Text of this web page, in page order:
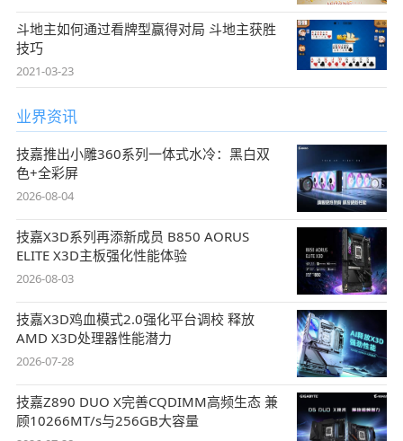
斗地主如何通过看牌型赢得对局 斗地主获胜
技巧
2021-03-23
业界资讯
技嘉推出小雕360系列一体式水冷：黑白双
色+全彩屏
2026-08-04
技嘉X3D系列再添新成员 B850 AORUS
ELITE X3D主板强化性能体验
2026-08-03
技嘉X3D鸡血模式2.0强化平台调校 释放
AMD X3D处理器性能潜力
2026-07-28
技嘉Z890 DUO X完善CQDIMM高频生态 兼
顾10266MT/s与256GB大容量